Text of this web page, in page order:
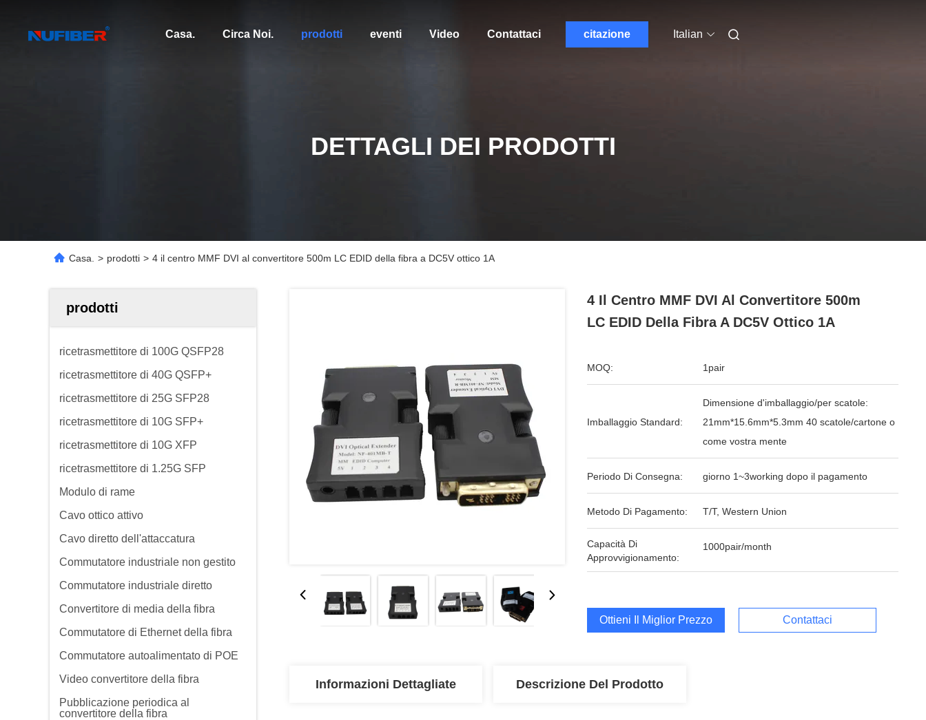
Casa. Circa Noi. prodotti eventi Video Contattaci citazione Italian
DETTAGLI DEI PRODOTTI
Casa. > prodotti > 4 il centro MMF DVI al convertitore 500m LC EDID della fibra a DC5V ottico 1A
prodotti
ricetrasmettitore di 100G QSFP28
ricetrasmettitore di 40G QSFP+
ricetrasmettitore di 25G SFP28
ricetrasmettitore di 10G SFP+
ricetrasmettitore di 10G XFP
ricetrasmettitore di 1.25G SFP
Modulo di rame
Cavo ottico attivo
Cavo diretto dell'attaccatura
Commutatore industriale non gestito
Commutatore industriale diretto
Convertitore di media della fibra
Commutatore di Ethernet della fibra
Commutatore autoalimentato di POE
Video convertitore della fibra
Pubblicazione periodica al
convertitore della fibra
4 Il Centro MMF DVI Al Convertitore 500m
LC EDID Della Fibra A DC5V Ottico 1A
MOQ: 1pair
Imballaggio Standard:
Dimensione d'imballaggio/per scatole:
21mm*15.6mm*5.3mm 40 scatole/cartone o
come vostra mente
Periodo Di Consegna: giorno 1~3working dopo il pagamento
Metodo Di Pagamento: T/T, Western Union
Capacità Di
Approvvigionamento:
1000pair/month
Ottieni Il Miglior Prezzo Contattaci
Informazioni Dettagliate Descrizione Del Prodotto